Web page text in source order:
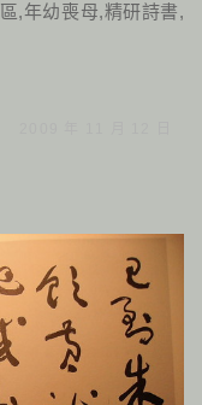
,年幼喪母,精研詩書,